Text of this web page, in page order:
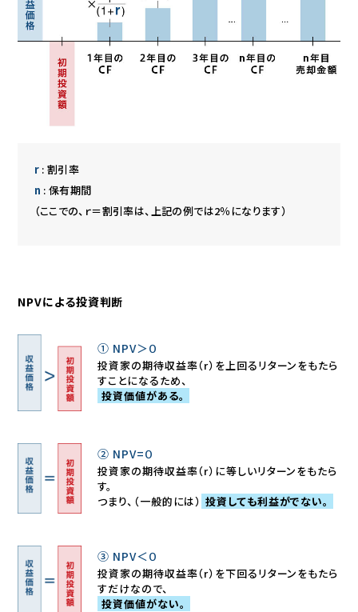
r: 割引率
n : 保有期間
（ここでの、ｒ＝割引率は、上記の例では2％になります）
NPVによる投資判断
① NPV＞０
投資家の期待収益率（r）を上回るリターンをもたら
すことになるため、
投資価値がある。
② NPV=０
投資家の期待収益率（r）に等しいリターンをもたら
す。
つまり、（一般的には） 投資しても利益がでない。
③ NPV＜０
投資家の期待収益率（r）を下回るリターンをもたら
すだけなので、
投資価値がない。